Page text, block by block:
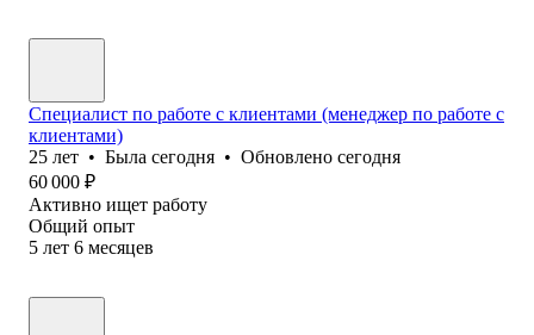
Специалист по работе с клиентами (менеджер по работе с
клиентами)
25 лет • Была сегодня • Обновлено сегодня
60 000 ₽
Активно ищет работу
Общий опыт
5 лет 6 месяцев